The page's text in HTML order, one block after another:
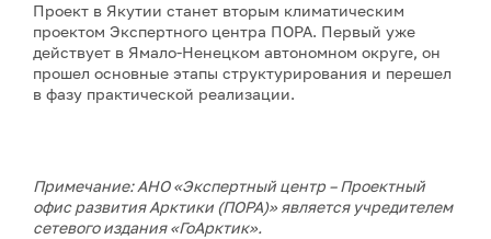
Проект в Якутии станет вторым климатическим
проектом Экспертного центра ПОРА. Первый уже
действует в Ямало-Ненецком автономном округе, он
прошел основные этапы структурирования и перешел
в фазу практической реализации.
Примечание: АНО «Экспертный центр – Проектный
офис развития Арктики (ПОРА)» является учредителем
сетевого издания «ГоАрктик».